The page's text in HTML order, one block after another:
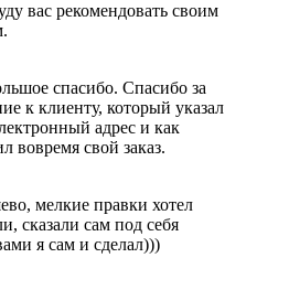
вас рекомендовать своим
спасибо. Спасибо за
к клиенту, который указал
адрес и как
вовремя свой заказ.
мелкие правки хотел
сказали сам под себя
я сам и сделал)))